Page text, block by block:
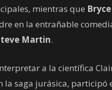
mientras que
en la entrañable
Martin.
a la científica
la saga jurásica, participó